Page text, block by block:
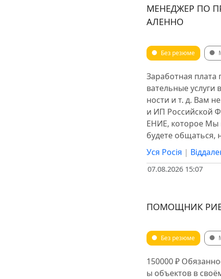
МЕНЕДЖЕР ПО
АЛЕННО
Без резюме
Заработная
вательные услуги
ности и т. д. Вам
и ИП Российской
ЕНИЕ, которое
будете общаться,
Уся Росія |
07.08.2026 15:07
ПОМОЩНИК
Без резюме
150000 ₽
ы объектов в